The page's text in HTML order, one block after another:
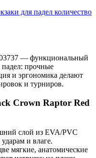
для падел количество
— функциональный
прочные
и эргономика делают
и турниров.
Crown Raptor Red
слой из EVA/PVC
и влаге.
мягкие, анатомические